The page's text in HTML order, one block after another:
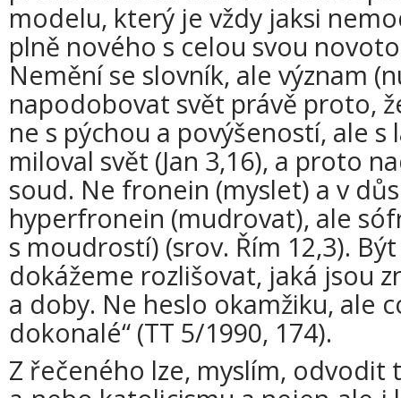
modelu, který je vždy jaksi
plně nového s celou svou
Nemění se slovník, ale význam
napodobovat svět právě proto,
ne s pýchou a povýšeností, ale
miloval svět (Jan 3,16), a proto
soud. Ne fronein (myslet) a v
hyperfronein (mudrovat), ale
s moudrostí) (srov. Řím 12,3).
dokážeme rozlišovat, jaká jsou
a doby. Ne heslo okamžiku, ale
dokonalé“ (TT 5/1990, 174).
Z řečeného lze, myslím,